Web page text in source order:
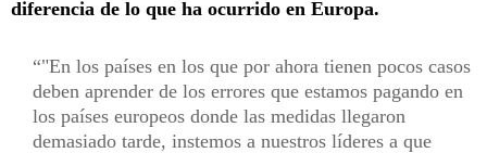
diferencia de lo que ha ocurrido en Europa.
"En los países en los que por ahora tienen pocos casos
deben aprender de los errores que estamos pagando en
los países europeos donde las medidas llegaron
demasiado tarde, instemos a nuestros líderes a que